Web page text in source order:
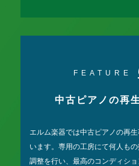
FEATURE
中古ピアノの再
エルム楽器では中古ピアノの再
います。専用の工房にて何人も
調整を行い、最高のコンディシ